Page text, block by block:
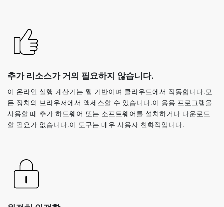
추가 리소스가 거의 필요하지 않습니다.
이 온라인 실행 계산기는 웹 기반이며 클라우드에서 작동합니다.모
든 장치의 브라우저에서 액세스할 수 있습니다.이 응용 프로그램을
사용할 때 추가 하드웨어 또는 소프트웨어를 설치하거나 다운로드
할 필요가 없습니다.이 도구는 매우 사용자 친화적입니다.